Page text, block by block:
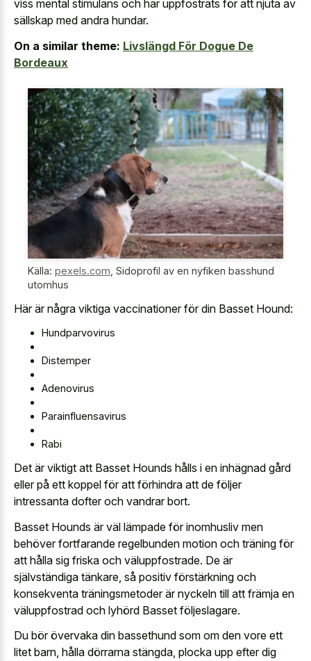
viss mental stimulans och har uppfostrats för att njuta av
sällskap med andra hundar.
On a similar theme: Livslängd För Dogue De
Bordeaux
Källa: pexels.com Sidoprofil av en nyfiken basshund
utomhus
Här är några viktiga vaccinationer för din Basset Hound:
Hundparvovirus
Distemper
Adenovirus
Parainfluensavirus
Rabi
Det är viktigt att Basset Hounds hålls i en inhägnad gård
eller på ett koppel för att förhindra att de följer
intressanta dofter och vandrar bort.
Basset Hounds är väl lämpade för inomhusliv men
behöver fortfarande regelbunden motion och träning för
att hålla sig friska och väluppfostrade. De är
självständiga tänkare, så positiv förstärkning och
konsekventa träningsmetoder är nyckeln till att främja en
väluppfostrad och lyhörd Basset följeslagare.
Du bör övervaka din bassethund som om den vore ett
litet barn, hålla dörrarna stängda, plocka upp efter dig